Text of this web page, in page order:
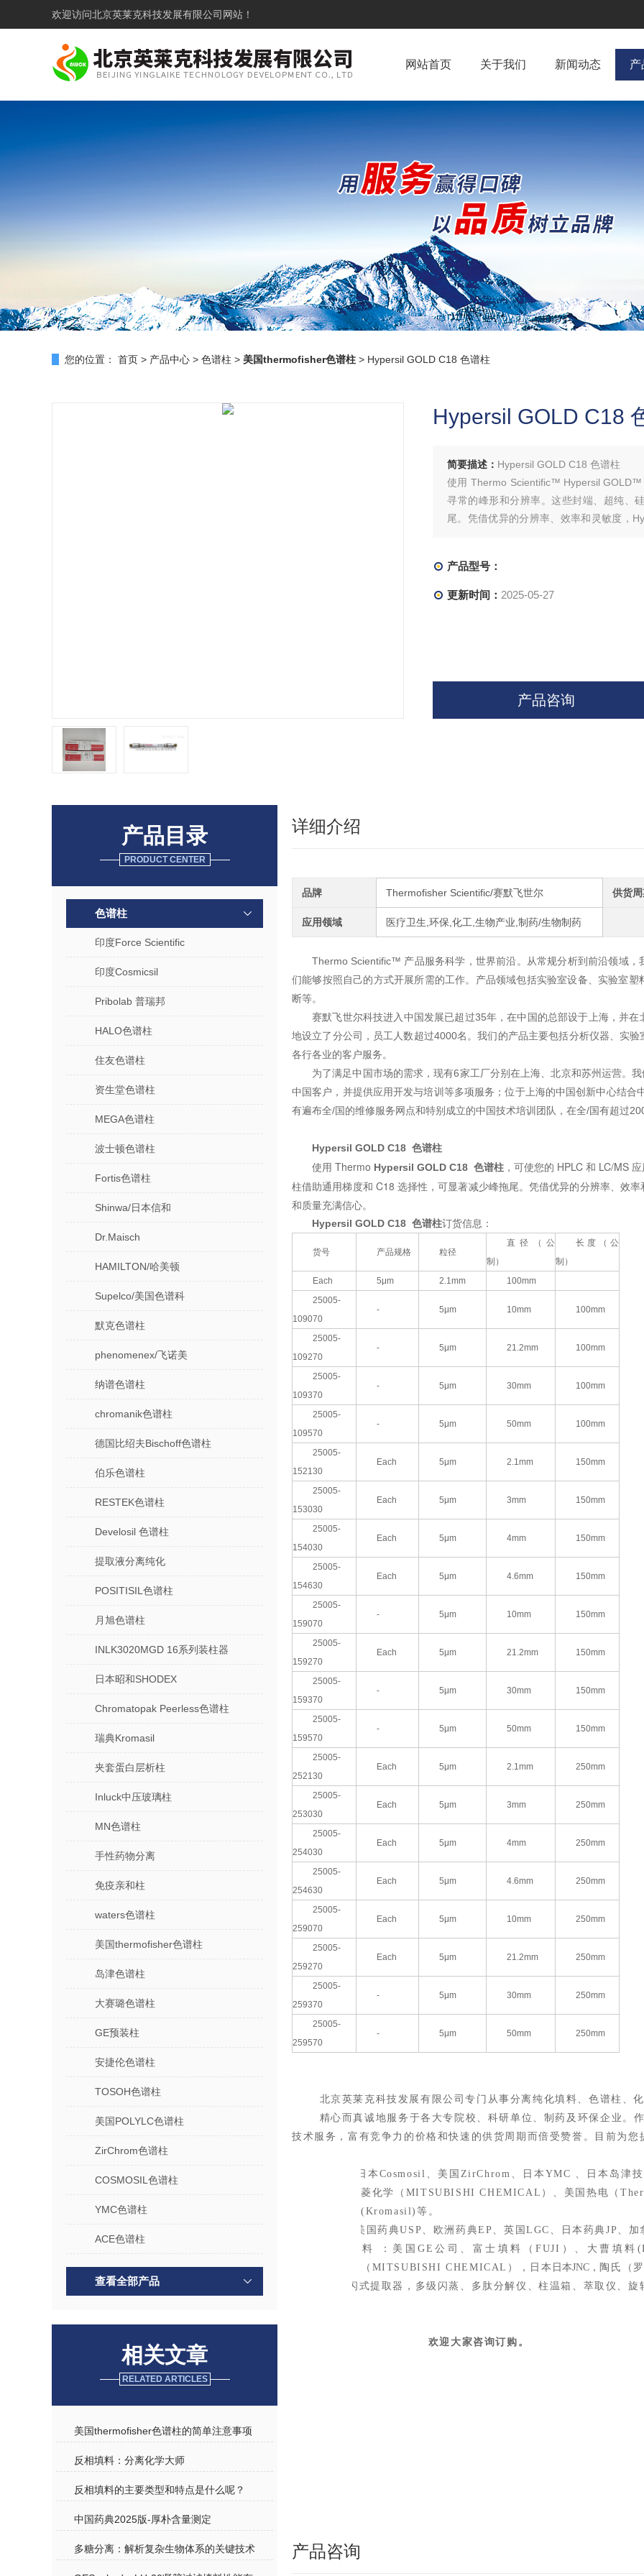
欢迎访问北京英莱克科技发展有限公司网站！
网站首页 关于我们 新闻动态 产
您的位置： 首页 > 产品中心 > 色谱柱 > 美国thermofisher色谱柱 > Hypersil GOLD C18 色谱柱
Hypersil GOLD C18
简要描述： Hypersil GOLD C18 色谱柱
使用 Thermo Scientific™ Hypersil GOLD™
寻常的峰形和分辨率。这些封端、超纯、
尾。凭借优异的分辨率、效率和灵敏度，
产品型号：
更新时间： 2025-05-27
产品咨询
产品目录
PRODUCT CENTER
色谱柱
印度Force Scientific
印度Cosmicsil
Pribolab 普瑞邦
HALO色谱柱
住友色谱柱
资生堂色谱柱
MEGA色谱柱
波士顿色谱柱
Fortis色谱柱
Shinwa/日本信和
Dr.Maisch
HAMILTON/哈美顿
Supelco/美国色谱科
默克色谱柱
phenomenex/飞诺美
纳谱色谱柱
chromanik色谱柱
德国比绍夫Bischoff色谱柱
伯乐色谱柱
RESTEK色谱柱
Develosil 色谱柱
提取液分离纯化
POSITISIL色谱柱
月旭色谱柱
INLK3020MGD 16系列装柱器
日本昭和SHODEX
Chromatopak Peerless色谱柱
瑞典Kromasil
夹套蛋白层析柱
Inluck中压玻璃柱
MN色谱柱
手性药物分离
免疫亲和柱
waters色谱柱
美国thermofisher色谱柱
岛津色谱柱
大赛璐色谱柱
GE预装柱
安捷伦色谱柱
TOSOH色谱柱
美国POLYLC色谱柱
ZirChrom色谱柱
COSMOSIL色谱柱
YMC色谱柱
ACE色谱柱
查看全部产品
相关文章
RELATED ARTICLES
美国thermofisher色谱柱的简单注意事项
反相填料：分离化学大师
反相填料的主要类型和特点是什么呢？
中国药典2025版-厚朴含量测定
多糖分离：解析复杂生物体系的关键技术
详细介绍
品牌 Thermofisher Scientific/赛默飞世尔 供货
应用领域 医疗卫生,环保,化工,生物产业,制药/生物制药
Thermo Scientific™ 产品服务科学，世界前沿。从常规分析到前沿领域
们能够按照自己的方式开展所需的工作。产品领域包括实验室设备、实验室
断等。
赛默飞世尔科技进入中国发展已超过35年，在中国的总部设于上海，并
地设立了分公司，员工人数超过4000名。我们的产品主要包括分析仪器、实
各行各业的客户服务。
为了满足中国市场的需求，现有6家工厂分别在上海、北京和苏州运营。
中国客户，并提供应用开发与培训等多项服务；位于上海的中国创新中心结
有遍布全/国的维修服务网点和特别成立的中国技术培训团队，在全/国有超过
Hypersil GOLD C18 色谱柱
使用 Thermo Hypersil GOLD C18 色谱柱 ，可使您的 HPLC 和 LC/MS
柱借助通用梯度和 C18 选择性，可显著减少峰拖尾。凭借优异的分辨率、效
和质量充满信心。
Hypersil GOLD C18 色谱柱订货信息：
货号 产品规格 粒径
直径（公
制）
长度（公
制）
Each
5μm 2.1mm
100mm
25005-
109070
- 5μm 10mm 100mm
25005-
109270
- 5μm 21.2mm 100mm
25005-
109370
- 5μm 30mm 100mm
25005-
109570
- 5μm 50mm 100mm
25005-
152130
Each 5μm 2.1mm 150mm
25005-
153030
Each 5μm 3mm 150mm
25005-
154030
Each 5μm 4mm 150mm
25005-
154630
Each 5μm 4.6mm 150mm
25005-
159070
- 5μm 10mm 150mm
25005-
159270
Each 5μm 21.2mm 150mm
25005-
159370
- 5μm 30mm 150mm
25005-
159570
- 5μm 50mm 150mm
25005-
252130
Each 5μm 2.1mm 250mm
25005-
253030
Each 5μm 3mm 250mm
25005-
254030
Each 5μm 4mm 250mm
25005-
254630
Each 5μm 4.6mm 250mm
25005-
259070
Each 5μm 10mm 250mm
25005-
259270
Each 5μm 21.2mm 250mm
25005-
259370
- 5μm 30mm 250mm
25005-
259570
- 5μm 50mm 250mm
北京英莱克科技发展有限公司专门从事分离纯化填料、色谱柱、
精心而真诚地服务于各大专院校、科研单位、制药及环保企业。
技术服务，富有竞争力的价格和快速的供货周期而倍受赞誉。目前为您
色谱柱类：日本 Cosmosil、 美国 ZirChrom、 日本 YMC 、
日本岛津
菱化学（ MITSUBISHI CHEMICAL）、美国热电 （
(Kromasil) 等。
标准品类：美国药典USP 、欧洲药典EP 、英国LGC 、日本药典JP 、加
分离纯化填料
：美国GE公司、富士填料（FUJI）、大曹填
（MITSUBISHI CHEMICAL），
日本 日本JNC， 陶氏（
小型仪器：闪式提取器，多级闪蒸、多肽分解仪、柱温箱、萃取仪、旋
欢迎大家咨询订购。
产品咨询